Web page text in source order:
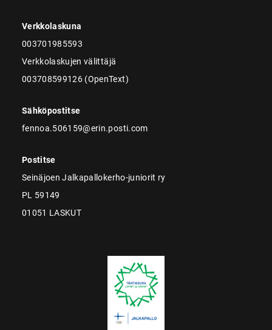
Verkkolaskuna
003701985593
Verkkolaskujen välittäjä
003708599126 (OpenText)
Sähköpostitse
fennoa.506159@erin.posti.com
Postitse
Seinäjoen Jalkapallokerho-juniorit ry
PL 59149
01051 LASKUT